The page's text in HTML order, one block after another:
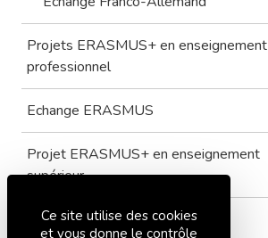
Projets ERASMUS+ en enseignement
professionnel
Echange ERASMUS
Projet ERASMUS+ en enseignement
supérieur
EUROSCOL
Ce site utilise des cookies
et vous donne le contrôle